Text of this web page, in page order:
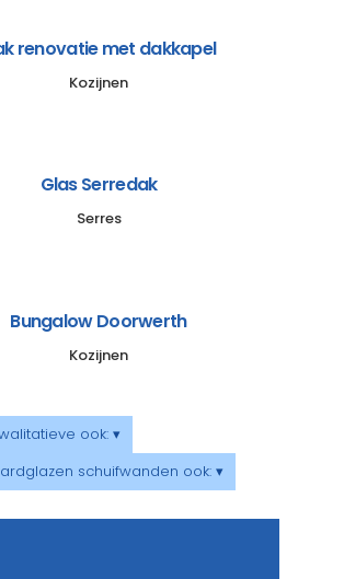
renovatie met dakkapel
Kozijnen
Glas Serredak
Serres
Bungalow Doorwerth
Kozijnen
ook: ▾
schuifwanden ook: ▾